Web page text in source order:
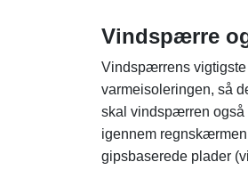
Vindspærre
Vindspærrens
varmeisoleringen, så
skal vindspærren også
igennem
gipsbaserede plader